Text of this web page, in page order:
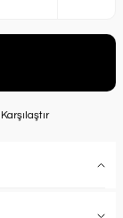
Karşılaştır